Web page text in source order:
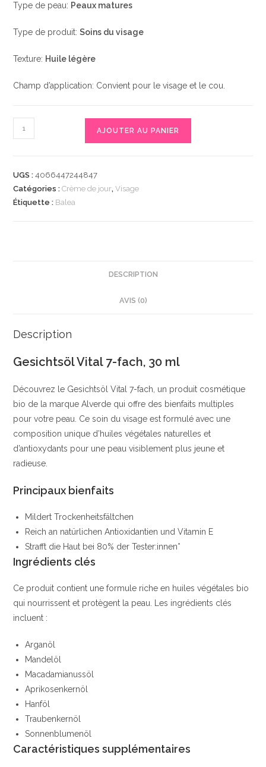
Type de peau: Peaux matures
Type de produit:Soins du visage
Texture: Huile légère
Champ d’application: Convient pour le visage et le cou.
de
fach,
âge
Riche
ingrédients
naturels
|
Balea
AJOUTER AU PANIER
UGS :4066447244847
Catégories :Crème de jour,Visage
Étiquette : Balea
DESCRIPTION
AVIS (0)
Description
Gesichtsöl Vital 7-fach, 30 ml
Découvrez le Gesichtsöl Vital 7-fach, un produit cosmétique
bio de la marque Alverde qui offre des bienfaits multiples
pour votre peau. Ce soin du visage est formulé avec une
composition unique d’huiles végétales naturelles et
d’antioxydants pour une peau visiblement plus jeune et
radieuse.
Principaux bienfaits
Mildert Trockenheitsfältchen
Reich an natürlichen Antioxidantien und Vitamin E
Strafft die Haut bei 80% der Tester:innen*
Ingrédients clés
Ce produit contient une formule riche en huiles végétales bio
qui nourrissent et protègent la peau. Les ingrédients clés
incluent :
Arganöl
Mandelöl
Macadamianussöl
Aprikosenkernöl
Hanföl
Traubenkernöl
Sonnenblumenöl
Caractéristiques supplémentaires